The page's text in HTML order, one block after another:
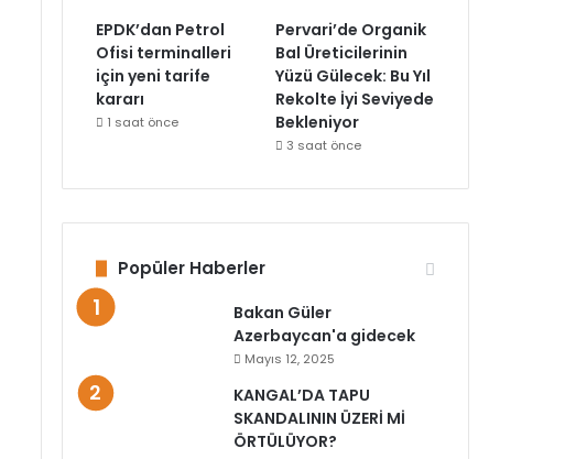
EPDK’dan Petrol
Ofisi terminalleri
için yeni tarife
kararı
1 saat önce
Pervari’de Organik
Bal Üreticilerinin
Yüzü Gülecek: Bu Yıl
Rekolte İyi Seviyede
Bekleniyor
3 saat önce
Popüler Haberler
Bakan Güler
Azerbaycan'a gidecek
Mayıs 12, 2025
KANGAL’DA TAPU
SKANDALININ ÜZERİ Mİ
ÖRTÜLÜYOR?